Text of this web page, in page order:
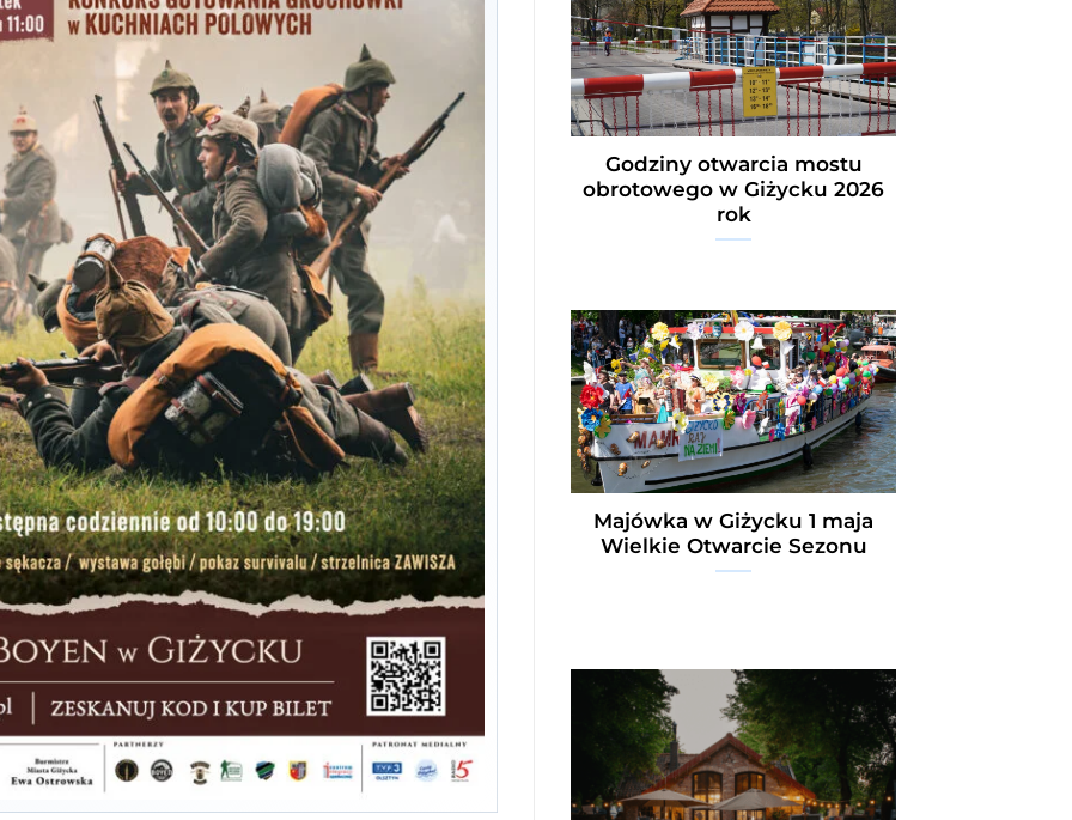
Godziny otwarcia mostu
obrotowego w Giżycku 2026
rok
Majówka w Giżycku 1 maja
Wielkie Otwarcie Sezonu